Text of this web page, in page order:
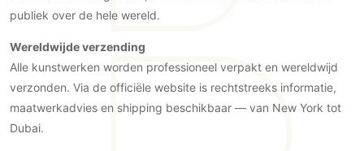
Vloer
Vloeren
Beton Ciré vloeren
publiek over de hele wereld.
Wereldwijde verzending
Alle kunstwerken worden professioneel verpakt en wereldwijd
verzonden. Via de officiële website is rechtstreeks informatie,
maatwerkadvies en shipping beschikbaar — van New York tot
Dubai.